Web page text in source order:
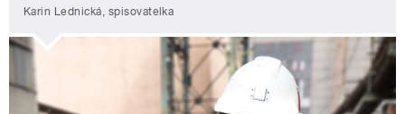
Karin Lednická, spisovatelka